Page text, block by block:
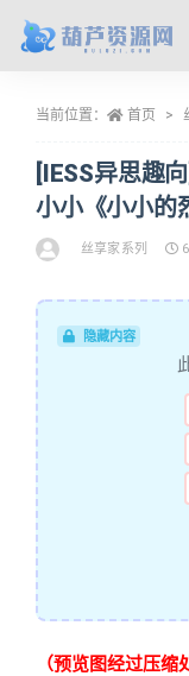
当前位置： 首页
[IESS异思趣
小小《小小的
丝享家系列
隐藏内容
（预览图经过压缩